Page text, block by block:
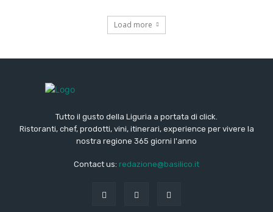
Load more
Tutto il gusto della Liguria a portata di click.
Ristoranti, chef, prodotti, vini, itinerari, experience per vivere la
nostra regione 365 giorni l'anno
Contact us: redazione@basilico.it